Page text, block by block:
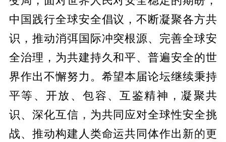
中国践行全球安全倡议，不断凝聚各方共
识，推动消弭国际冲突根源、完善全球安
全治理，为共建持久和平、普遍安全的世
界作出不懈努力。希望本届论坛继续秉持
平等、开放、包容、互鉴精神，凝聚共
识、深化互信，为共同应对全球性安全挑
战、推动构建人类命运共同体作出新的更